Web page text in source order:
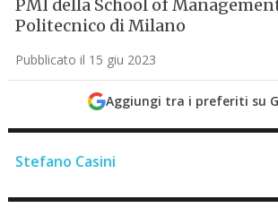
PMI della School of
Politecnico di Milano
Pubblicato il 15 giu 2023
Aggiungi tra i preferiti su
Stefano Casini